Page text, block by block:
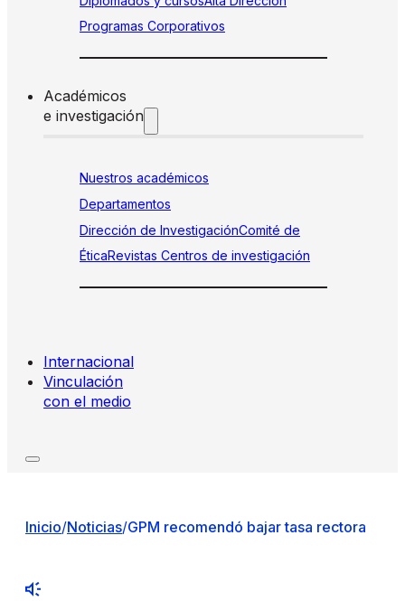
Programas Corporativos
Académicos
e investigación
Nuestros académicos
Departamentos
Dirección de InvestigaciónComité de
ÉticaRevistas Centros de investigación
Internacional
Vinculación
con el medio
Inicio/Noticias/GPM recomendó bajar tasa rectora